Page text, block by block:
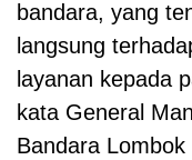
bandara, yang
langsung
layanan kepada
kata General
Bandara